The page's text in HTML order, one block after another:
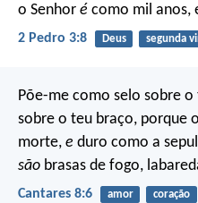
o Senhor é como mil anos,
2 Pedro 3:8 Deus segunda
Põe-me como selo sobre
sobre o teu braço, porque
morte, e duro como a
são brasas de fogo,
Cantares 8:6 amor coração